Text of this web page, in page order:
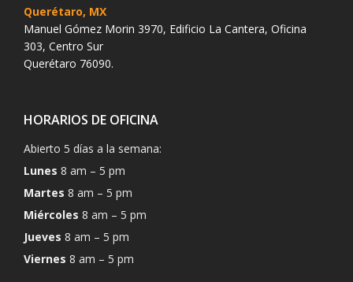
Querétaro, MX
Manuel Gómez Morin 3970, Edificio La Cantera, Oficina
303, Centro Sur
Querétaro 76090.
HORARIOS DE OFICINA
Abierto 5 días a la semana:
Lunes 8 am – 5 pm
Martes 8 am – 5 pm
Miércoles 8 am – 5 pm
Jueves 8 am – 5 pm
Viernes 8 am – 5 pm